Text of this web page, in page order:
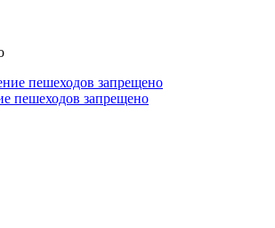
пешеходов запрещено